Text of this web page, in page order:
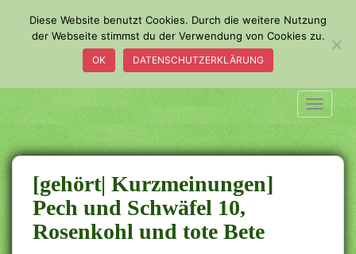
a
i
n
c
o
n
t
[gehört| Kurzmeinungen]
Pech und Schwäfel 10,
Rosenkohl und tote Bete
Diese Website benutzt Cookies. Durch die weitere Nutzung
der Webseite stimmst du der Verwendung von Cookies zu.
OK DATENSCHUTZERKLÄRUNG